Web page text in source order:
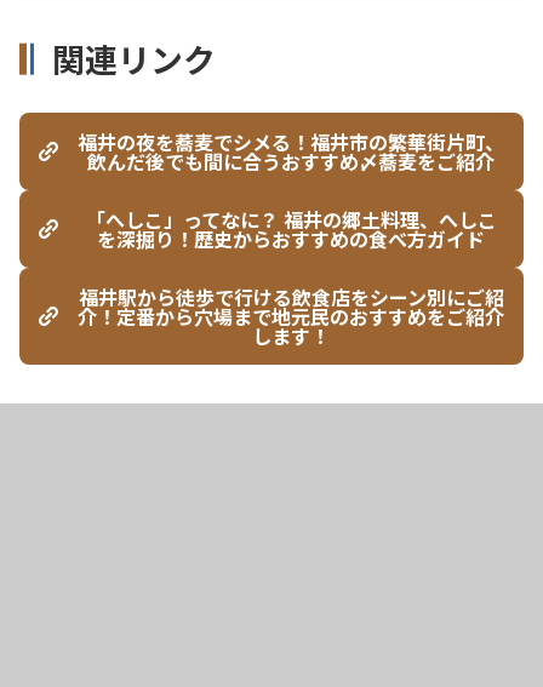
関連リンク
福井の夜を蕎麦でシメる！福井市の繁華街片町、
飲んだ後でも間に合うおすすめ〆蕎麦をご紹介
「へしこ」ってなに？ 福井の郷土料理、へしこ
を深掘り！歴史からおすすめの食べ方ガイド
福井駅から徒歩で行ける飲食店をシーン別にご紹
介！定番から穴場まで地元民のおすすめをご紹介
します！